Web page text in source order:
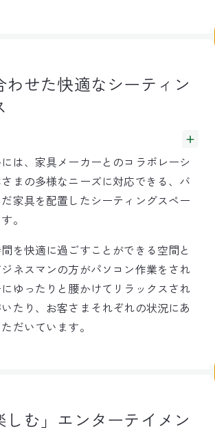
わせた快適なシーティン
は、家具メーカーとのコラボレーシ
まの多様なニーズに対応できる、バ
家具を配置したシーティングスペー
。
を快適に過ごすことができる空間と
ネスマンの方がパソコン作業をされ
ゆったりと腰かけてリラックスされ
たり、お客さまそれぞれの状況にあ
だいています。
しむ」エンターテイメン